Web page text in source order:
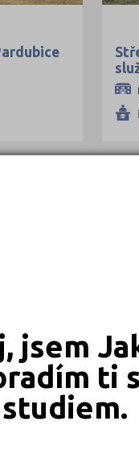
jsem
ti
studiem.